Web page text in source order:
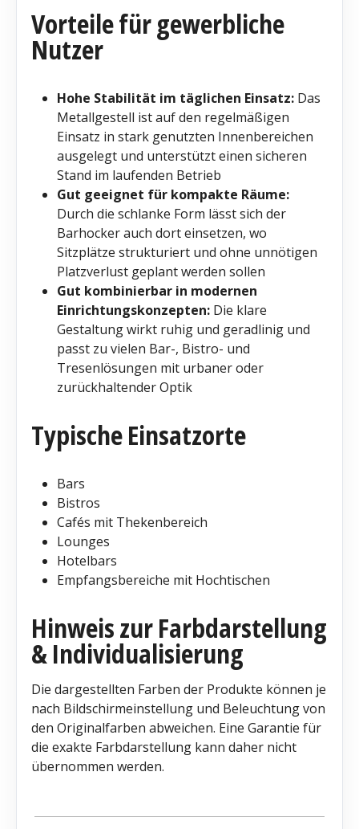
Vorteile für gewerbliche
Nutzer
Hohe Stabilität im täglichen Einsatz: Das
Metallgestell ist auf den regelmäßigen
Einsatz in stark genutzten Innenbereichen
ausgelegt und unterstützt einen sicheren
Stand im laufenden Betrieb
Gut geeignet für kompakte Räume:
Durch die schlanke Form lässt sich der
Barhocker auch dort einsetzen, wo
Sitzplätze strukturiert und ohne unnötigen
Platzverlust geplant werden sollen
Gut kombinierbar in modernen
Einrichtungskonzepten: Die klare
Gestaltung wirkt ruhig und geradlinig und
passt zu vielen Bar-, Bistro- und
Tresenlösungen mit urbaner oder
zurückhaltender Optik
Typische Einsatzorte
Bars
Bistros
Cafés mit Thekenbereich
Lounges
Hotelbars
Empfangsbereiche mit Hochtischen
Hinweis zur Farbdarstellung
& Individualisierung
Die dargestellten Farben der Produkte können je
nach Bildschirmeinstellung und Beleuchtung von
den Originalfarben abweichen. Eine Garantie für
die exakte Farbdarstellung kann daher nicht
übernommen werden.